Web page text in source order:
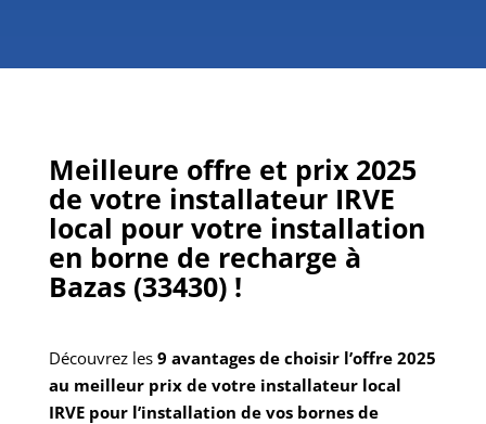
Meilleure offre et prix 2025
de votre installateur IRVE
local pour votre installation
en borne de recharge à
Bazas (33430)!
Découvrez les 9 avantages de choisir l’offre 2025
au meilleur prix de votre installateur local
IRVE pour l’installation de vos bornes de